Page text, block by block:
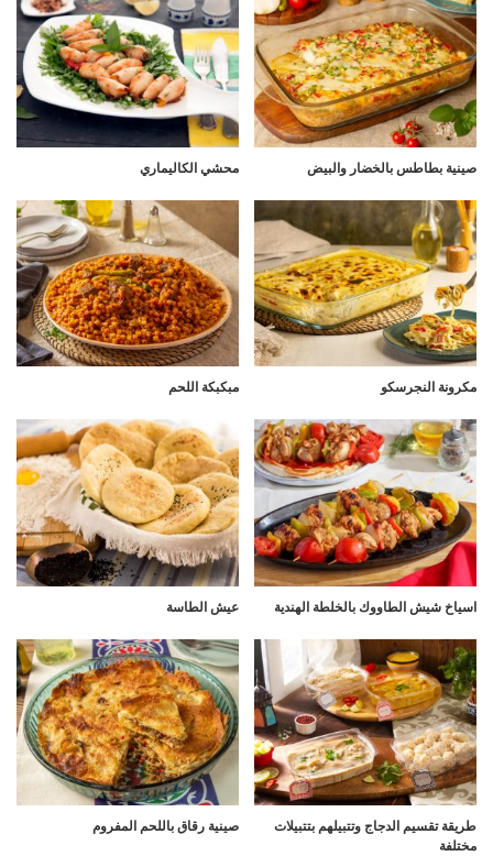
صينية بطاطس بالخضار والبيض محشي الكاليماري
مكرونة النجرسكو مبكبكة اللحم
اسياخ شيش الطاووك بالخلطة الهندية عيش الطاسة
طريقة تقسيم الدجاج وتتبيلهم بتتبيلات
مختلفة
صينية رقاق باللحم المفروم